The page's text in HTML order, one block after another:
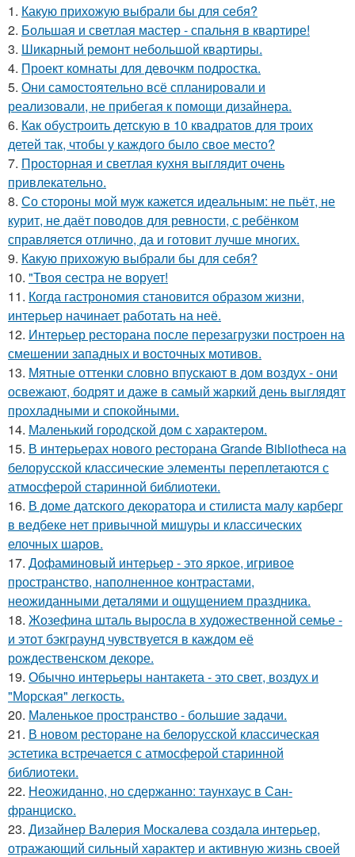
1. Какую прихожую выбрали бы для себя?
2. Большая и светлая мастер - спальня в квартире!
3. Шикарный ремонт небольшой квартиры.
4. Проект комнаты для девочкм подростка.
5. Они самостоятельно всё спланировали и
реализовали, не прибегая к помощи дизайнера.
6. Как обустроить детскую в 10 квадратов для троих
детей так, чтобы у каждого было свое место?
7. Просторная и светлая кухня выглядит очень
привлекательно.
8. Со стороны мой муж кажется идеальным: не пьёт, не
курит, не даёт поводов для ревности, с ребёнком
справляется отлично, да и готовит лучше многих.
9. Какую прихожую выбрали бы для себя?
10. "Твоя сестра не ворует!
11. Когда гастрономия становится образом жизни,
интерьер начинает работать на неё.
12. Интерьер ресторана после перезагрузки построен на
смешении западных и восточных мотивов.
13. Мятные оттенки словно впускают в дом воздух - они
освежают, бодрят и даже в самый жаркий день выглядят
прохладными и спокойными.
14. Маленький городской дом с характером.
15. В интерьерах нового ресторана Grande Bibliotheca на
белорусской классические элементы переплетаются с
атмосферой старинной библиотеки.
16. В доме датского декоратора и стилиста малу карберг
в ведбеке нет привычной мишуры и классических
елочных шаров.
17. Дофаминовый интерьер - это яркое, игривое
пространство, наполненное контрастами,
неожиданными деталями и ощущением праздника.
18. Жозефина шталь выросла в художественной семье -
и этот бэкграунд чувствуется в каждом её
рождественском декоре.
19. Обычно интерьеры нантакета - это свет, воздух и
"Морская" легкость.
20. Маленькое пространство - большие задачи.
21. В новом ресторане на белорусской классическая
эстетика встречается с атмосферой старинной
библиотеки.
22. Неожиданно, но сдержанно: таунхаус в Сан-
франциско.
23. Дизайнер Валерия Москалева создала интерьер,
отражающий сильный характер и активную жизнь своей